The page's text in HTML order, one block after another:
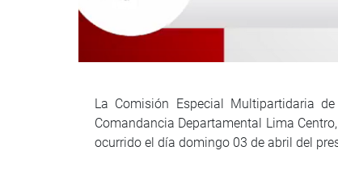
La Comisión Especial Multipartidaria
Comandancia Departamental Lima
ocurrido el día domingo 03 de abril del